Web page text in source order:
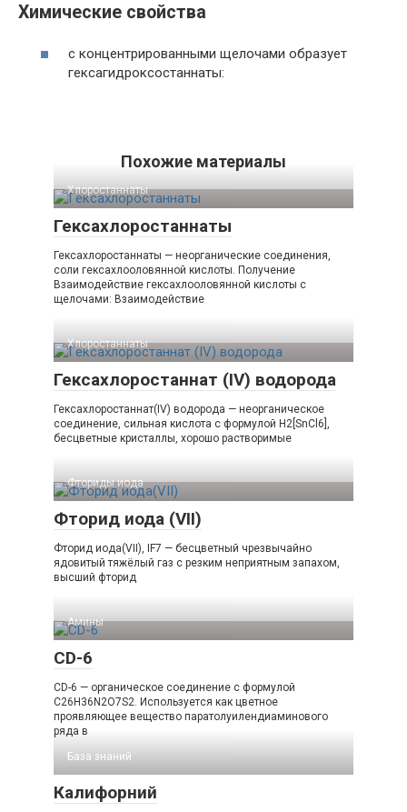
Химические свойства
с концентрированными щелочами образует
гексагидроксостаннаты:
Похожие материалы
Хлоростаннаты‎
Гексахлоростаннаты
Гексахлоростаннаты — неорганические соединения,
соли гексахлооловянной кислоты. Получение
Взаимодействие гексахлооловянной кислоты с
щелочами: Взаимодействие
Хлоростаннаты‎
Гексахлоростаннат (IV) водорода
Гексахлоростаннат(IV) водорода — неорганическое
соединение, сильная кислота с формулой H2[SnCl6],
бесцветные кристаллы, хорошо растворимые
Фториды иода‎
Фторид иода (VII)
Фторид иода(VII), IF7 — бесцветный чрезвычайно
ядовитый тяжёлый газ с резким неприятным запахом,
высший фторид
Амины‎
CD-6
CD-6 — органическое соединение с формулой
C26H36N2O7S2. Используется как цветное
проявляющее вещество паратолуилендиаминового
ряда в
База знаний
Калифорний